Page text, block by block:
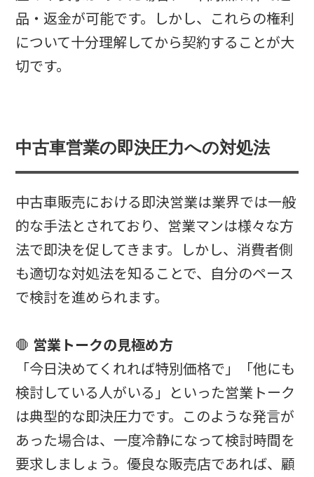
品・返金が可能です。しかし、これらの権利
について十分理解してから契約することが大
切です。
中古車営業の即決圧力への対処法
中古車販売における即決営業は業界では一般
的な手法とされており、営業マンは様々な方
法で即決を促してきます。しかし、消費者側
も適切な対処法を知ることで、自分のペース
で検討を進められます。
🛑 営業トークの見極め方
「今日決めてくれれば特別価格で」「他にも
検討している人がいる」といった営業トーク
は典型的な即決圧力です。このような発言が
あった場合は、一度冷静になって検討時間を
要求しましょう。優良な販売店であれば、顧